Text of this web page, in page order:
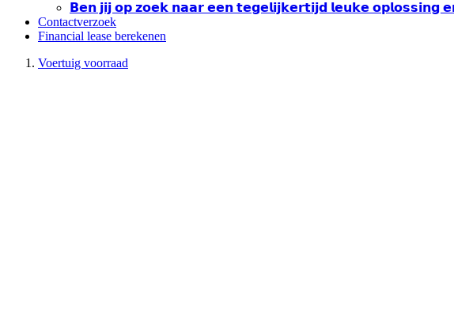
𝗕𝗲𝗻 𝗷𝗶𝗷 𝗼𝗽 𝘇𝗼𝗲𝗸 𝗻𝗮𝗮𝗿 𝗲𝗲𝗻 𝘁𝗲𝗴𝗲𝗹𝗶𝗷𝗸𝗲𝗿𝘁𝗶𝗷𝗱 𝗹𝗲𝘂𝗸𝗲 𝗼𝗽𝗹𝗼𝘀𝘀𝗶𝗻𝗴
Contactverzoek
Financial lease berekenen
Voertuig voorraad